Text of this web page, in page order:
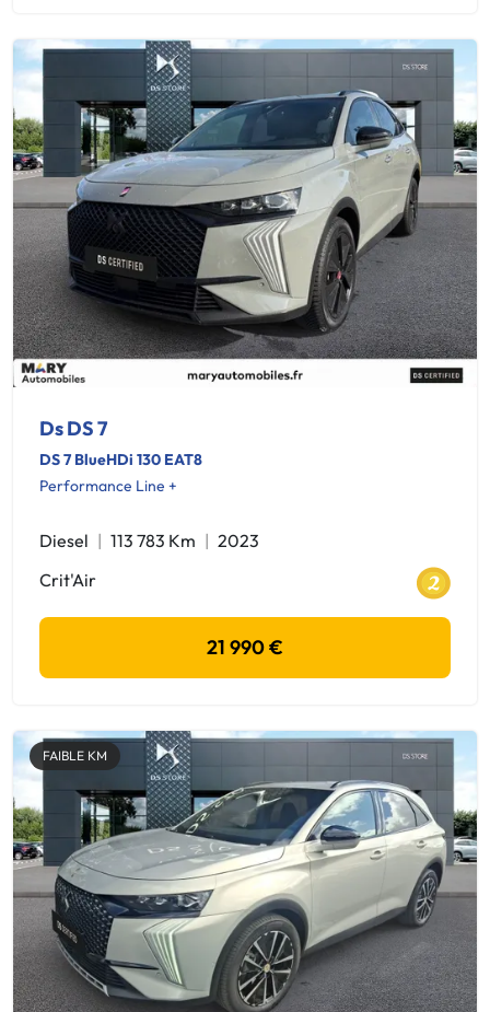
Ds DS 7
DS 7 BlueHDi 130 EAT8
Performance Line +
Diesel 113 783 Km
2023
Crit'Air
21 990 €
FAIBLE KM